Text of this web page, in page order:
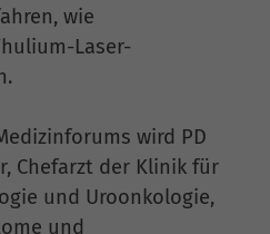
wie
Laser-
wird PD
Chefarzt der Klinik für
und Uroonkologie,
und